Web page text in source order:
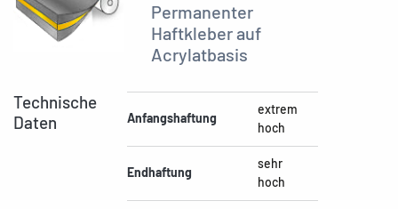
Permanenter
Haftkleber auf
Acrylatbasis
Technische
Daten
Anfangshaftung
extrem
hoch
Endhaftung
sehr
hoch